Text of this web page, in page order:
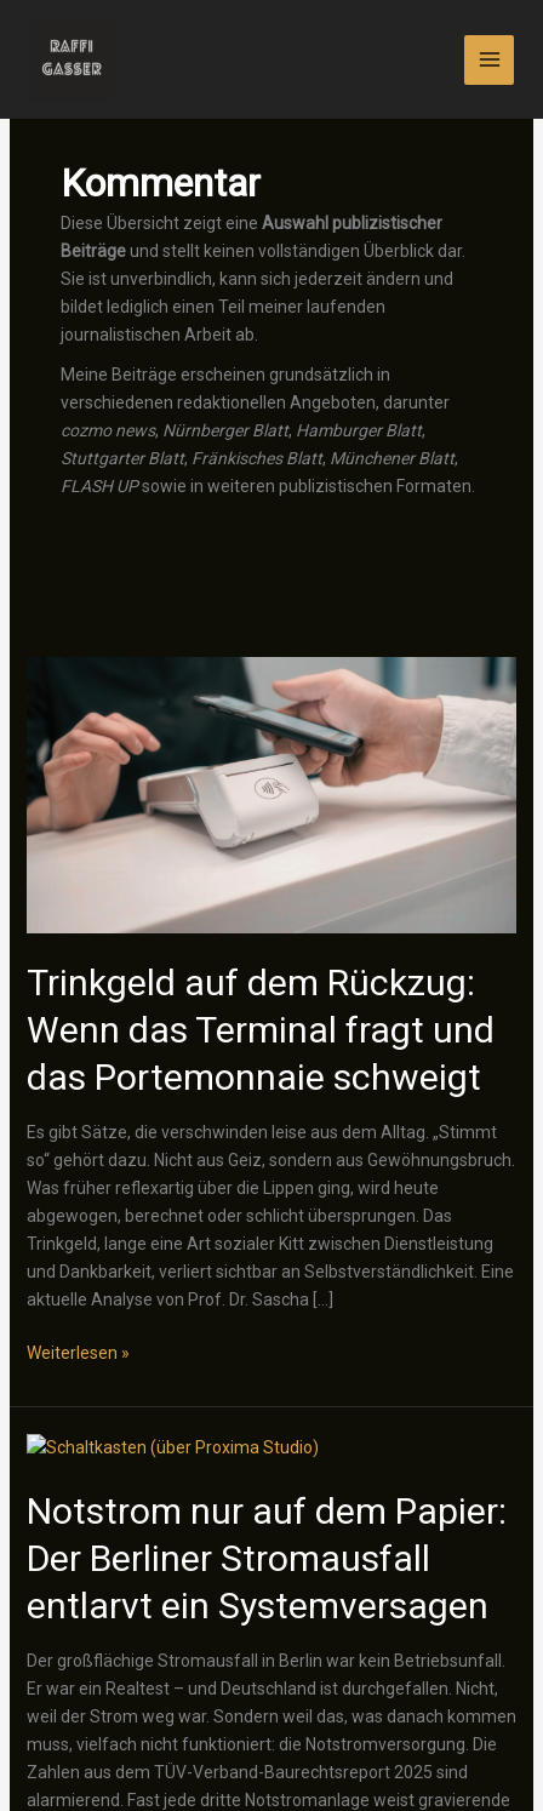
springen
Kommentar
Diese Übersicht zeigt eine Auswahl publizistischer
Beiträgeund stellt keinen vollständigen Überblick dar.
Sie ist unverbindlich, kann sich jederzeit ändern und
bildet lediglich einen Teil meiner laufenden
journalistischen Arbeit ab.
Meine Beiträge erscheinen grundsätzlich in
verschiedenen redaktionellen Angeboten, darunter
cozmo news, Nürnberger Blatt, Hamburger Blatt,
Stuttgarter Blatt, Fränkisches Blatt, Münchener Blatt,
FLASH UPsowie in weiteren publizistischen Formaten.
Trinkgeld auf dem Rückzug:
Wenn das Terminal fragt und
das Portemonnaie schweigt
Es gibt Sätze, die verschwinden leise aus dem Alltag. „Stimmt
so“ gehört dazu. Nicht aus Geiz, sondern aus Gewöhnungsbruch.
Was früher reflexartig über die Lippen ging, wird heute
abgewogen, berechnet oder schlicht übersprungen. Das
Trinkgeld, lange eine Art sozialer Kitt zwischen Dienstleistung
und Dankbarkeit, verliert sichtbar an Selbstverständlichkeit. Eine
aktuelle Analyse von Prof. Dr. Sascha […]
Trinkgeld
dem
Rückzug:
Terminal
fragt
und
das
schweigt
Weiterlesen »
Notstrom nur auf dem Papier:
Der Berliner Stromausfall
entlarvt ein Systemversagen
Der großflächige Stromausfall in Berlin war kein Betriebsunfall.
Er war ein Realtest – und Deutschland ist durchgefallen. Nicht,
weil der Strom weg war. Sondern weil das, was danach kommen
muss, vielfach nicht funktioniert: die Notstromversorgung. Die
Zahlen aus dem TÜV-Verband-Baurechtsreport 2025 sind
alarmierend. Fast jede dritte Notstromanlage weist gravierende